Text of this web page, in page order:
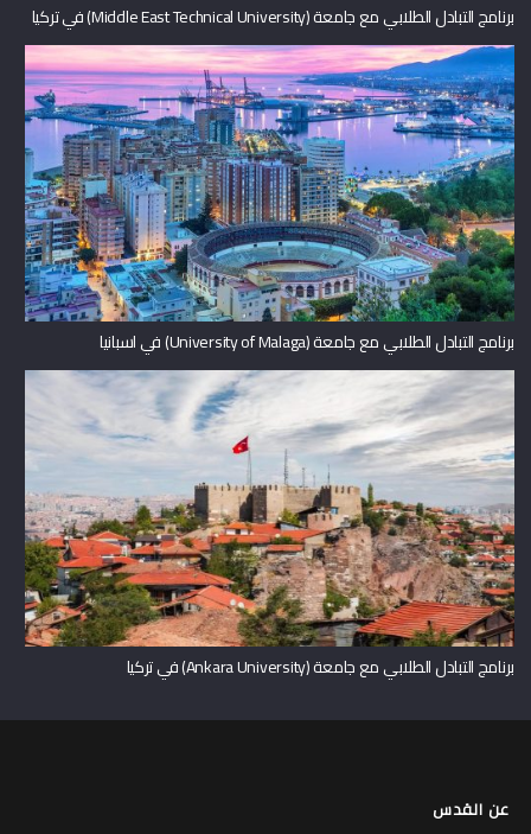
برنامج التبادل الطلابي مع جامعة (Middle East Technical University) في تركيا
برنامج التبادل الطلابي مع جامعة (University of Malaga) في اسبانيا
برنامج التبادل الطلابي مع جامعة (Ankara University) في تركيا
عن القدس